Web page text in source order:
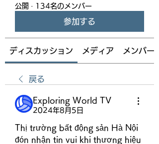
公開 · 134名のメンバー
参加する
ディスカッション メディア メンバー
戻る
Exploring World TV
2024年8月5日
Thị trường bất động sản Hà Nội
đón nhận tin vui khi thương hiệu